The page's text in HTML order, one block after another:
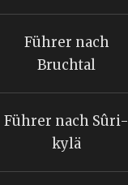
Führer nach
Bruchtal
Führer nach Sûri-
kylä